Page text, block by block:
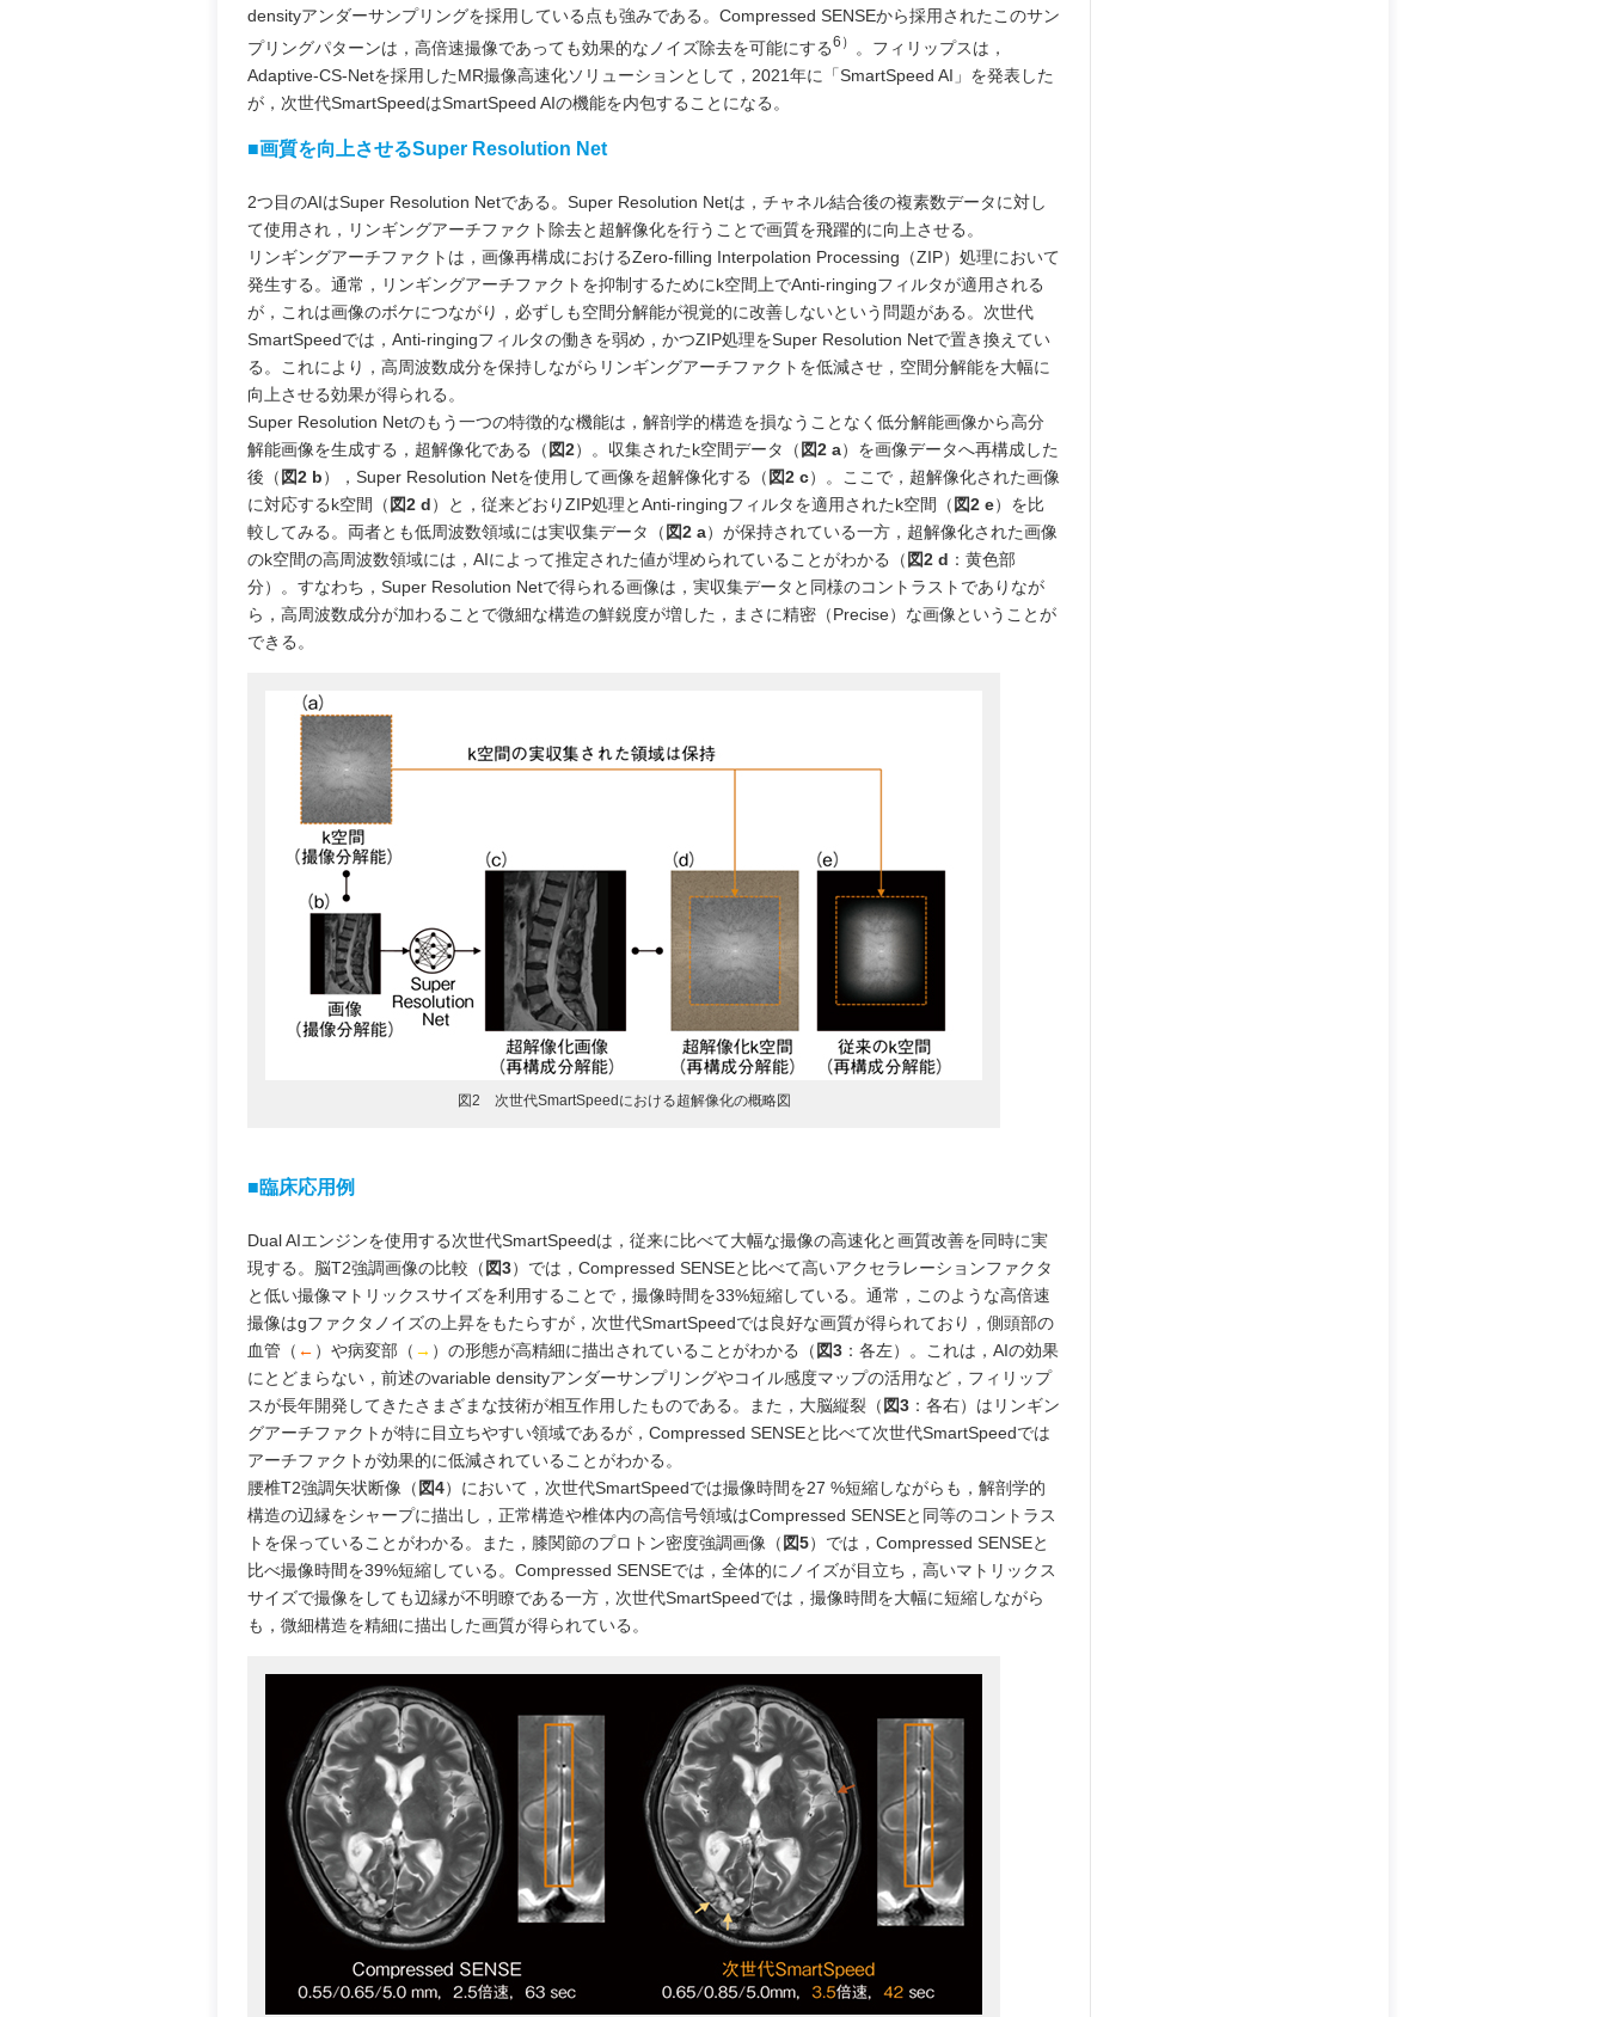
densityアンダーサンプリングを採用している点も強みである。Compressed SENSEから採用されたこのサン
プリングパターンは，高倍速撮像であっても効果的なノイズ除去を可能にする6）
。フィリップスは，
Adaptive-CS-Netを採用したMR撮像高速化ソリューションとして，2021年に「SmartSpeed AI」を発表した
が，次世代SmartSpeedはSmartSpeed AIの機能を内包することになる。
■画質を向上させるSuper Resolution Net
2つ目のAIはSuper Resolution Netである。Super Resolution Netは，チャネル結合後の複素数データに対し
て使用され，リンギングアーチファクト除去と超解像化を行うことで画質を飛躍的に向上させる。
リンギングアーチファクトは，画像再構成におけるZero-filling Interpolation Processing（ZIP）処理において
発生する。通常，リンギングアーチファクトを抑制するためにk空間上でAnti-ringingフィルタが適用される
が，これは画像のボケにつながり，必ずしも空間分解能が視覚的に改善しないという問題がある。次世代
SmartSpeedでは，Anti-ringingフィルタの働きを弱め，かつZIP処理をSuper Resolution Netで置き換えてい
る。これにより，高周波数成分を保持しながらリンギングアーチファクトを低減させ，空間分解能を大幅に
向上させる効果が得られる。
Super Resolution Netのもう一つの特徴的な機能は，解剖学的構造を損なうことなく低分解能画像から高分
解能画像を生成する，超解像化である（ 図2）。収集されたk空間データ（ 図2 a）を画像データへ再構成した
後（ 図2 b），Super Resolution Netを使用して画像を超解像化する（ 図2 c）。ここで，超解像化された画像
に対応するk空間（ 図2 d）と，従来どおりZIP処理とAnti-ringingフィルタを適用されたk空間（ 図2 e）を比
較してみる。両者とも低周波数領域には実収集データ（ 図2 a）が保持されている一方，超解像化された画像
のk空間の高周波数領域には，AIによって推定された値が埋められていることがわかる（ 図2 d ：黄色部
分）。すなわち，Super Resolution Netで得られる画像は，実収集データと同様のコントラストでありなが
ら，高周波数成分が加わることで微細な構造の鮮鋭度が増した，まさに精密（Precise）な画像ということが
できる。
図2 次世代SmartSpeedにおける超解像化の概略図
■臨床応用例
Dual AIエンジンを使用する次世代SmartSpeedは，従来に比べて大幅な撮像の高速化と画質改善を同時に実
現する。脳T2強調画像の比較（ 図3）では，Compressed SENSEと比べて高いアクセラレーションファクタ
と低い撮像マトリックスサイズを利用することで，撮像時間を33%短縮している。通常，このような高倍速
撮像はgファクタノイズの上昇をもたらすが，次世代SmartSpeedでは良好な画質が得られており，側頭部の
血管（ ← ）や病変部（ → ）の形態が高精細に描出されていることがわかる（ 図3 ：各左）。これは，AIの効果
にとどまらない，前述のvariable densityアンダーサンプリングやコイル感度マップの活用など，フィリップ
スが長年開発してきたさまざまな技術が相互作用したものである。また，大脳縦裂（ 図3 ：各右）はリンギン
グアーチファクトが特に目立ちやすい領域であるが，Compressed SENSEと比べて次世代SmartSpeedでは
アーチファクトが効果的に低減されていることがわかる。
腰椎T2強調矢状断像（ 図4）において，次世代SmartSpeedでは撮像時間を27 %短縮しながらも，解剖学的
構造の辺縁をシャープに描出し，正常構造や椎体内の高信号領域はCompressed SENSEと同等のコントラス
トを保っていることがわかる。また，膝関節のプロトン密度強調画像（ 図5）では，Compressed SENSEと
比べ撮像時間を39%短縮している。Compressed SENSEでは，全体的にノイズが目立ち，高いマトリックス
サイズで撮像をしても辺縁が不明瞭である一方，次世代SmartSpeedでは，撮像時間を大幅に短縮しながら
も，微細構造を精細に描出した画質が得られている。